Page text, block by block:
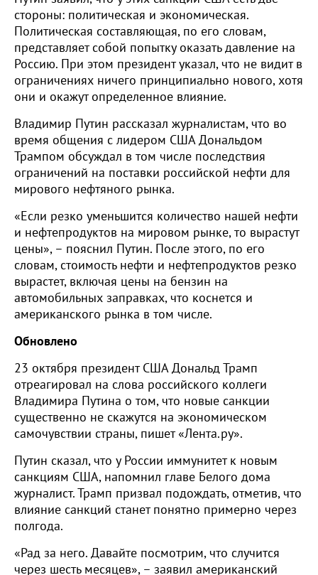
стороны: политическая и экономическая.
Политическая составляющая, по его словам,
представляет собой попытку оказать давление на
Россию. При этом президент указал, что не видит в
ограничениях ничего принципиально нового, хотя
они и окажут определенное влияние.
Владимир Путин рассказал журналистам, что во
время общения с лидером США Дональдом
Трампом обсуждал в том числе последствия
ограничений на поставки российской нефти для
мирового нефтяного рынка.
«Если резко уменьшится количество нашей нефти
и нефтепродуктов на мировом рынке, то вырастут
цены», – пояснил Путин. После этого, по его
словам, стоимость нефти и нефтепродуктов резко
вырастет, включая цены на бензин на
автомобильных заправках, что коснется и
американского рынка в том числе.
Обновлено
23 октября президент США Дональд Трамп
отреагировал на слова российского коллеги
Владимира Путина о том, что новые санкции
существенно не скажутся на экономическом
самочувствии страны, пишет «Лента.ру».
Путин сказал, что у России иммунитет к новым
санкциям США, напомнил главе Белого дома
журналист. Трамп призвал подождать, отметив, что
влияние санкций станет понятно примерно через
полгода.
«Рад за него. Давайте посмотрим, что случится
через шесть месяцев», – заявил американский